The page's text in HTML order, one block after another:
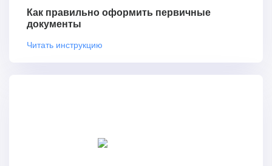
Как правильно оформить первичные
документы
Читать инструкцию